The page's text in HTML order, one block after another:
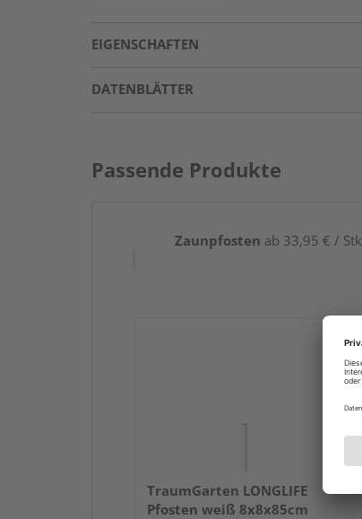
EIGENSCHAFTEN
DATENBLÄTTER
Passende Produkte
Zaunpfosten ab 33,95 € /
TraumGarten LONGLIFE
Pfosten weiß 8x8x85cm